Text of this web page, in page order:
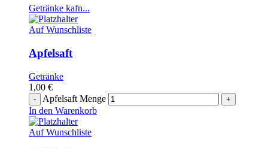
Getränke kafn...
Auf Wunschliste
Apfelsaft
Getränke
1,00 €
Apfelsaft Menge
In den Warenkorb
Auf Wunschliste